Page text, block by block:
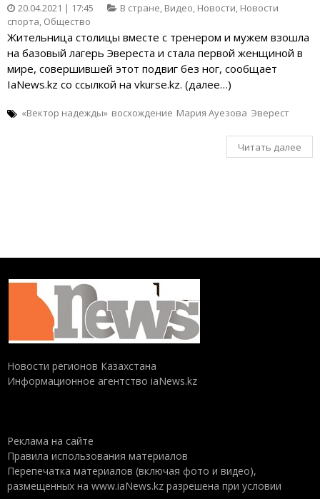
20.04.2021 | 17:45 В стране, Видео, Новости, Новости
спорта, Общество
Жительница столицы вместе с тренером и мужем взошла
на базовый лагерь Эвереста и стала первой женщиной в
мире, совершившей этот подвиг без ног, сообщает
IaNews.kz со ссылкой на vkurse.kz. (далее…)
«Вектор надежды» восхождение Мария Ауезова Эверест
Читать далее
Новости регионов Казахстана
Информационное агентство iaNews.kz
Реклама на сайте
Правила использования материалов
Перепечатка материалов (включая фото и видео),
размещенных на www.iaNews.kz разрешена при условии